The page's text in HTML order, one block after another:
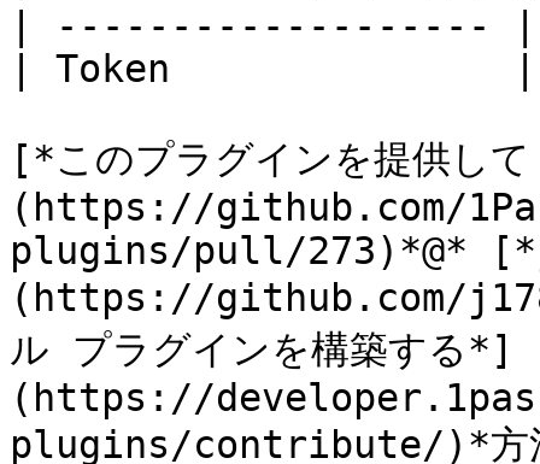
| -------------------
| Token
[*このプラグインを提供し
(https://github.com/
plugins/pull/273)*@*
(https://github.com/
ル プラグインを構築する*]
(https://
plugins/contribute/)*方法